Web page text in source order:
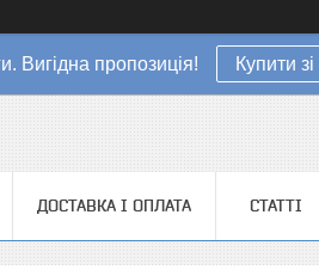
Вигідна пропозиція! Купити
ДОСТАВКА І ОПЛАТА СТАТТІ